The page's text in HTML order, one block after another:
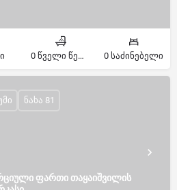
0 წველი წერტილი 0 საძინებელი
ფართი თაყაიშვილის
ნახა 81